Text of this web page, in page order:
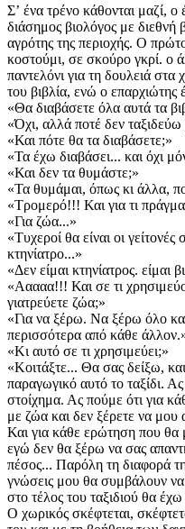
Σʼ ένα τρένο κάθονται μαζί, ο
διάσημος βιολόγος με διεθνή
αγρότης της περιοχής. Ο
κοστούμι, σε σκούρο γκρί. ο
παντελόνι για τη δουλειά
του βιβλία, ενώ ο
«Θα διαβάσετε όλα αυτά τα
«Όχι, αλλά ποτέ δεν ταξιδεύω
«Και πότε θα τα διαβάσετε;»
«Τα έχω διαβάσει... και όχι
«Και δεν τα θυμάστε;»
«Τα θυμάμαι, όπως κι άλλα,
«Τρομερό!!! Και για τι
«Για ζώα...»
«Τυχεροί θα είναι οι
κτηνίατρο...»
«Δεν είμαι κτηνίατρος. είμαι
«Ααααα!!! Και σε τι
γιατρεύετε ζώα;»
«Για να ξέρω. Να ξέρω όλο
περισσότερα από κάθε
«Κι αυτό σε τι χρησιμεύει;»
«Κοιτάξτε... Θα σας δείξω,
παραγωγικό αυτό το ταξίδι.
στοίχημα. Ας πούμε ότι για
με ζώα και δεν ξέρετε να μου
Και για κάθε ερώτηση που θα
εγώ δεν θα ξέρω να σας
πέσος... Παρόλη τη διαφορά
γνώσεις μου θα συμβάλουν να
στο τέλος του ταξιδιού θα
Ο χωρικός σκέφτεται,